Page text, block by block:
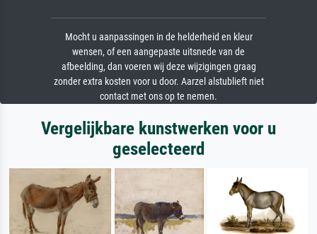
Mocht u aanpassingen in de helderheid en kleur
wensen, of een aangepaste uitsnede van de
afbeelding, dan voeren wij deze wijzigingen graag
zonder extra kosten voor u door. Aarzel alstublieft niet
contact met ons op te nemen.
Vergelijkbare kunstwerken voor u
geselecteerd